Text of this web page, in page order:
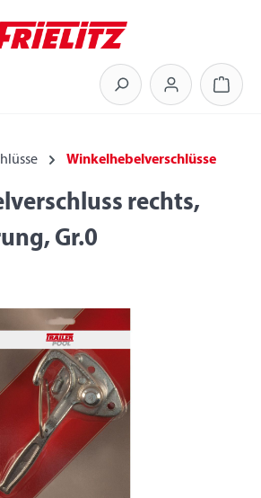
Winkelhebelverschlüsse
rechts,
Gr.0